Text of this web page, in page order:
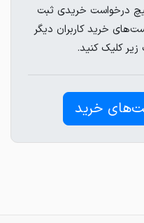
درخواست خریدی ثبت
خرید کاربران دیگر
خرید